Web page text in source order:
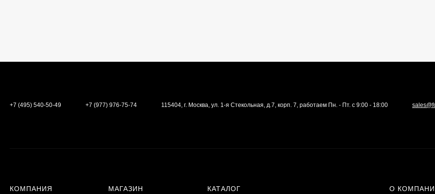
+7 (495) 540-50-49 +7 (977) 976-75-74 115404, г. Москва, ул. 1-я Стекольная, д.7, корп. 7, работаем Пн. - Пт. с 9:00 - 18:00
КОМПАНИЯ МАГАЗИН КАТАЛОГ О